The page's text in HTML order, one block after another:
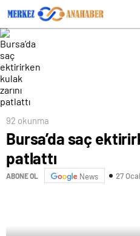
92 okunma
Bursa’da saç
patlattı
ABONE OL News 27